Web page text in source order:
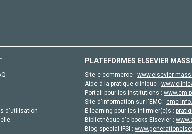
d'utilisation
PLATEFORMES ELSEVIER
Site e-commerce : www.elsevier-
Aide à la pratique clinique :
Portail pour les institutions : www.em-
Site d'information sur l'EMC : emc-
E-learning pour les infirmier(e)s :
Bibliothèque d'e-books Elsevier :
Blog special IFSI :